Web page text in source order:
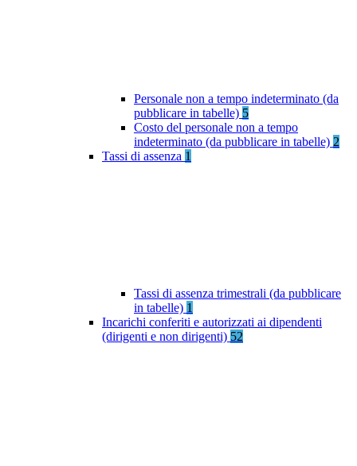
Personale non a tempo indeterminato (da
pubblicare in tabelle) 5
Costo del personale non a tempo
indeterminato (da pubblicare in tabelle) 2
Tassi di assenza 1
Tassi di assenza trimestrali (da pubblicare
in tabelle) 1
Incarichi conferiti e autorizzati ai dipendenti
(dirigenti e non dirigenti) 52